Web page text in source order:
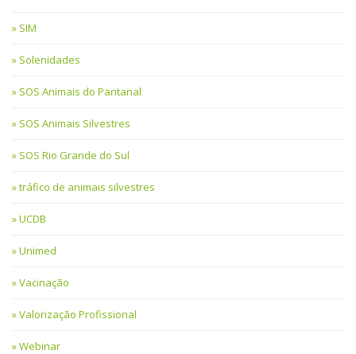
SIM
Solenidades
SOS Animais do Pantanal
SOS Animais Silvestres
SOS Rio Grande do Sul
tráfico de animais silvestres
UCDB
Unimed
Vacinação
Valorização Profissional
Webinar